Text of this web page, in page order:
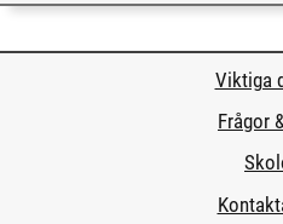
Viktiga
Frågor